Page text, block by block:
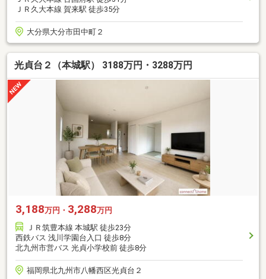
ＪＲ久大本線 賀来駅 徒歩35分
大分県大分市田中町２
光貞台２（本城駅） 3188万円・3288万円
3,188万円・ 3,288万円
ＪＲ筑豊本線 本城駅 徒歩23分
西鉄バス 浅川学園台入口 徒歩8分
北九州市営バス 光貞小学校前 徒歩8分
福岡県北九州市八幡西区光貞台２